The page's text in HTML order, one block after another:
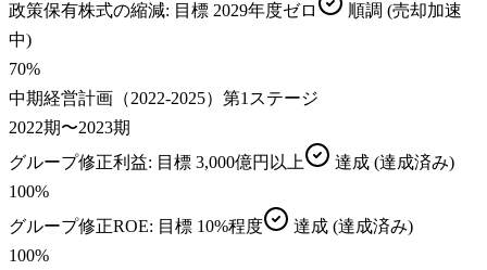
政策保有株式の縮減: 目標 2029年度ゼロ 順調 (売却加速
中)
70%
中期経営計画（2022-2025）第1ステージ
2022期〜2023期
グループ修正利益: 目標 3,000億円以上 達成 (達成済み)
100%
グループ修正ROE: 目標 10%程度 達成 (達成済み)
100%